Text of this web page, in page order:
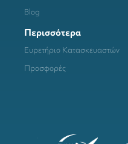
Blog
Περισσότερα
Ευρετήριο Κατασκευαστών
Προσφορές